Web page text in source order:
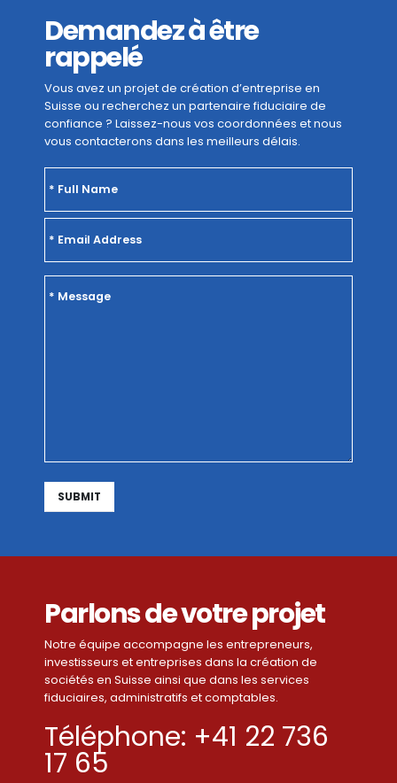
Demandez à être
rappelé
Vous avez un projet de création d’entreprise en
Suisse ou recherchez un partenaire fiduciaire de
confiance ? Laissez-nous vos coordonnées et nous
vous contacterons dans les meilleurs délais.
Parlons de votre projet
Notre équipe accompagne les entrepreneurs,
investisseurs et entreprises dans la création de
sociétés en Suisse ainsi que dans les services
fiduciaires, administratifs et comptables.
Téléphone: +41 22 736
17 65